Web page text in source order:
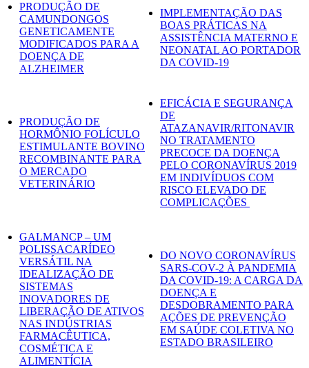
PRODUÇÃO DE
CAMUNDONGOS
GENETICAMENTE
MODIFICADOS PARA A
DOENÇA DE
ALZHEIMER
IMPLEMENTAÇÃO DAS
BOAS PRÁTICAS NA
ASSISTÊNCIA MATERNO E
NEONATAL AO PORTADOR
DA COVID-19
PRODUÇÃO DE
HORMÔNIO FOLÍCULO
ESTIMULANTE BOVINO
RECOMBINANTE PARA
O MERCADO
VETERINÁRIO
EFICÁCIA E SEGURANÇA
DE
ATAZANAVIR/RITONAVIR
NO TRATAMENTO
PRECOCE DA DOENÇA
PELO CORONAVÍRUS 2019
EM INDIVÍDUOS COM
RISCO ELEVADO DE
COMPLICAÇÕES
GALMANCP – UM
POLISSACARÍDEO
VERSÁTIL NA
IDEALIZAÇÃO DE
SISTEMAS
INOVADORES DE
LIBERAÇÃO DE ATIVOS
NAS INDÚSTRIAS
FARMACÊUTICA,
COSMÉTICA E
ALIMENTÍCIA
DO NOVO CORONAVÍRUS
SARS-COV-2 À PANDEMIA
DA COVID-19: A CARGA DA
DOENÇA E
DESDOBRAMENTO PARA
AÇÕES DE PREVENÇÃO
EM SAÚDE COLETIVA NO
ESTADO BRASILEIRO